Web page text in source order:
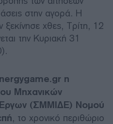
στην αγορά. Η
χθες, Τρίτη, 12
την Κυριακή 31
η
Μηχανικών
Έργων (ΣΜΜΙΔΕ) Νομού
, το χρονικό περιθώριο